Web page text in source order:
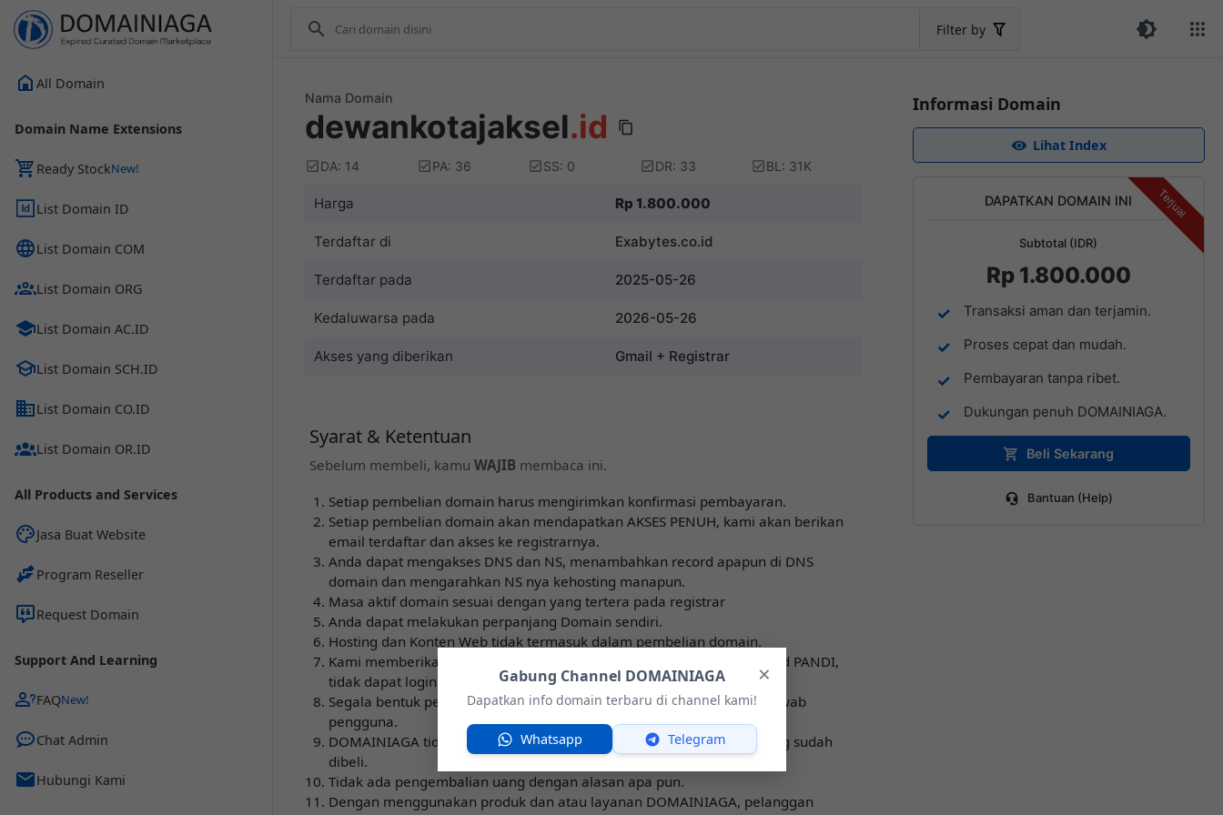
×
Gabung Channel DOMAINIAGA
Dapatkan info domain terbaru di channel kami!
Whatsapp Telegram
Filter by
All Domain
Domain Name Extensions
Ready Stock
List Domain ID
List Domain COM
List Domain ORG
List Domain AC.ID
List Domain SCH.ID
List Domain CO.ID
List Domain OR.ID
All Products and Services
Jasa Buat Website
Program Reseller
Request Domain
Support And Learning
FAQ
Chat Admin
Hubungi Kami
Nama Domain
dewankotajaksel.id
DA: 14 PA: 36 SS: 0 DR: 33 BL: 31K
Harga Rp 1.800.000
Terdaftar di Exabytes.co.id
Terdaftar pada 2025-05-26
Kedaluwarsa pada 2026-05-26
Akses yang diberikan Gmail + Registrar
Syarat & Ketentuan
Sebelum membeli, kamu WAJIB membaca ini.
Setiap pembelian domain harus mengirimkan konfirmasi pembayaran.
Setiap pembelian domain akan mendapatkan AKSES PENUH, kami akan berikan
email terdaftar dan akses ke registrarnya.
Anda dapat mengakses DNS dan NS, menambahkan record apapun di DNS
domain dan mengarahkan NS nya kehosting manapun.
Masa aktif domain sesuai dengan yang tertera pada registrar
Anda dapat melakukan perpanjang Domain sendiri.
Hosting dan Konten Web tidak termasuk dalam pembelian domain.
Kami memberikan Garansi apabila domain ternyata belum di approved PANDI,
tidak dapat login ke GMAIL atau ke REGISTRAR
Segala bentuk penggunaan domain sepenuhnya menjadi tanggung jawab
pengguna.
DOMAINIAGA tidak bertanggung jawab atas penggunaan domain yang sudah
dibeli.
Tidak ada pengembalian uang dengan alasan apa pun.
Dengan menggunakan produk dan atau layanan DOMAINIAGA, pelanggan
Informasi Domain
Lihat Index
Terjual
DAPATKAN DOMAIN INI
Subtotal (IDR)
Rp 1.800.000
Transaksi aman dan terjamin.
Proses cepat dan mudah.
Pembayaran tanpa ribet.
Dukungan penuh DOMAINIAGA.
Beli Sekarang
Bantuan (Help)